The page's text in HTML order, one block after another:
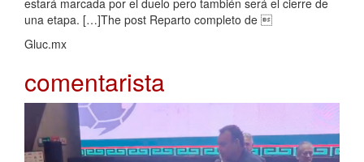
una etapa. […]The post Reparto completo de 
Gluc.mx
comentarista